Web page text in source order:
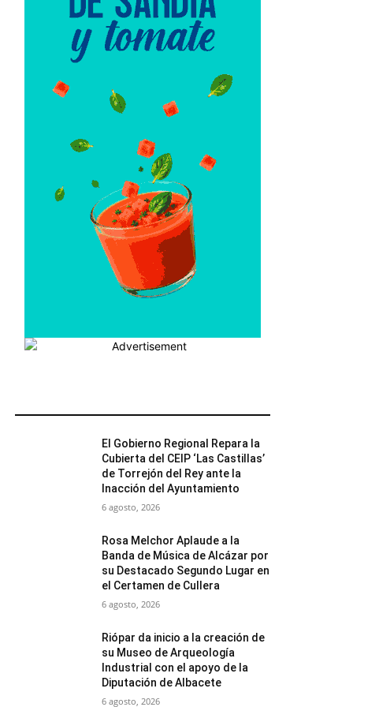
El Gobierno Regional Repara la
Cubierta del CEIP ‘Las Castillas’
de Torrejón del Rey ante la
Inacción del Ayuntamiento
6 agosto, 2026
Rosa Melchor Aplaude a la
Banda de Música de Alcázar por
su Destacado Segundo Lugar en
el Certamen de Cullera
6 agosto, 2026
Riópar da inicio a la creación de
su Museo de Arqueología
Industrial con el apoyo de la
Diputación de Albacete
6 agosto, 2026